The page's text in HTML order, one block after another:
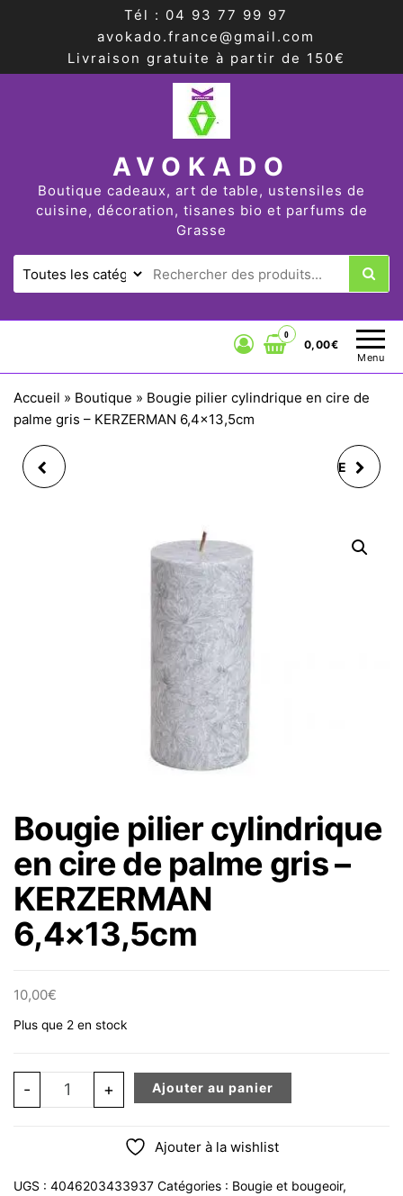
Tél : 04 93 77 99 97
avokado.france@gmail.com
Livraison gratuite à partir de 150€
AVOKADO
Boutique cadeaux, art de table, ustensiles de
cuisine, décoration, tisanes bio et parfums de
Grasse
Menu
0
0,00€
Accueil » Boutique » Bougie pilier cylindrique en cire de
palme gris – KERZERMAN 6,4×13,5cm
ASS. 60 CM
SET DE 4 DESSOUS DE
SOUS MUG DESIGN
MOROCCO BLEU
BLANC 10X10CM
Bougie pilier cylindrique
en cire de palme gris –
KERZERMAN
6,4×13,5cm
10,00€
Plus que 2 en stock
- quantité de Bougie pilier cylindrique en cire de palme
+ Ajouter au panier
Ajouter à la wishlist
UGS : 4046203433937 Catégories : Bougie et bougeoir,